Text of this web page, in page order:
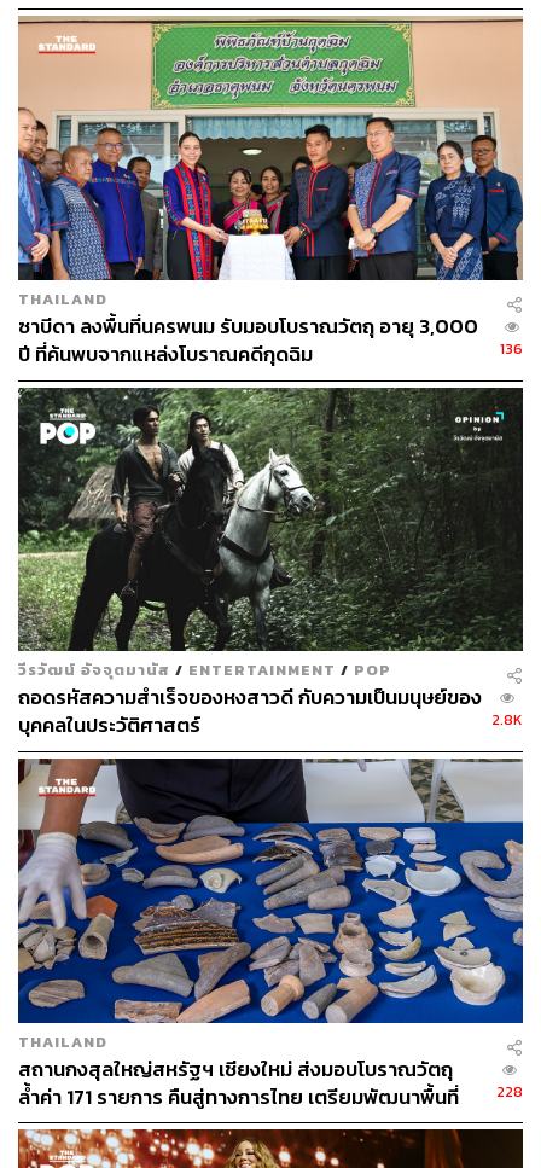
หลุมขุดค้นที่บ้านเก่าที่ขุดระหว่าง พ.ศ. 2504-2505
(Reynolds 1990)
ในปีระหว่าง พ.ศ. 2503-2505 นักโบราณคดีกรมศิลปากร
และมหาวิทยาลัยโคเปนเฮเกน ประเทศเดนมาร์ก ได้ร่วมกัน
ขุดค้นที่แหล่งโบราณคดีบ้านเก่า โดยมี ดร.เปียร์ ซอเรนเซน
(Per Sorensen) เป็นผู้อำนวยการขุดค้นฝั่งเดนมาร์ก และมี
อ.ชิน อยู่ดี เป็นผู้อำนวยการฝั่งไทย จึงเรียกโครงการนี้กันว่า
‘โครงการความร่วมมือทางโบราณคดีระหว่างไทย-
เดนมาร์ก’
โดยในครั้งนั้นถือเป็นการขุดค้นทางโบราณคดีระบบเป็นครั้ง
แรกในไทย นับตั้งแต่การขุดค้นเป็นหลุมสี่เหลี่ยม การจัดแบ่ง
ชั้นดินชั้นวัฒนธรรม มีการเก็บหลักฐานและบันทึกข้อมูล
อย่างเป็นระบบ และทำการวิเคราะห์โบราณวัตถุอย่าง
ละเอียด เช่น โครงกระดูกคนตายมีอายุเท่าไร ตายด้วยสาเหตุ
อะไร ดังนั้น ในหมู่นักโบราณคดีจึงถือว่าการขุดค้นที่บ้านเก่า
เป็นจุดเริ่มต้นของงานโบราณคดีไทยสมัยใหม่
เหตุที่บ้านเก่าได้รับความสนใจจากนักโบราณคดีชาวต่าง
ชาติต้องเล่าย้อนกลับไปสักนิดว่า เรื่องนี้เกิดขึ้นในสมัย
สงครามโลกครั้งที่สอง เมื่อเชลยชาวดัตช์ แวน เฮเกอเร็น (H.
R. van Heekeren) ได้ค้นพบเครื่องมือหินของคนยุคก่อน
ประวัติศาสตร์ระหว่างสร้างทางรถไฟ หลังจากสงครามสงบ
ลง เขาจึงได้นำเครื่องมือหินนี้ไปวิเคราะห์ที่พิพิธภัณฑ์พีบอดี
(Peabody Museum) สหรัฐอเมริกา เมื่อ ดร.เอช แอล โมเวียส
(H. L. Movious) ผู้เชี่ยวชาญเครื่องมือหินในยุคนั้น ซึ่งสรุปว่า
เป็นเครื่องมือยุคหินเก่า ทำให้บ้านเก่าอาจเป็นสะพานแผ่นดิน
ที่ช่วยไขคำตอบการเดินทางระหว่างมนุษย์ปักกิ่งกับมนุษย์
ชวา (คือโฮโม อิเร็กตัส) จึงทำให้เกิดการประสานความร่วม
มือกับทางรัฐบาลเดนมาร์ก จนนำไปสู่การขุดค้นทาง
โบราณคดีที่บ้านเก่าในที่สุด
THAILAND
ซาบีดา ลงพื้นที่นครพนม รับมอบโบราณวัตถุ อายุ 3,000
ปี ที่ค้นพบจากแหล่งโบราณคดีกุดฉิม
136
วีรวัฒน์ อัจจุตมานัส / ENTERTAINMENT / POP
ถอดรหัสความสำเร็จของหงสาวดี กับความเป็นมนุษย์ของ
บุคคลในประวัติศาสตร์
2.8K
THAILAND
สถานกงสุลใหญ่สหรัฐฯ เชียงใหม่ ส่งมอบโบราณวัตถุ
ล้ำค่า 171 รายการ คืนสู่ทางการไทย เตรียมพัฒนาพื้นที่
เดิมสู่พิพิธภัณฑ์มรดกล้านนา
228